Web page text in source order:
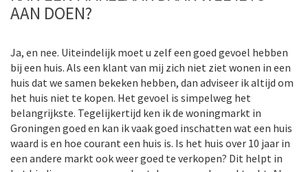
AAN DOEN?
Ja, en nee. Uiteindelijk moet u zelf een goed gevoel hebben
bij een huis. Als een klant van mij zich niet ziet wonen in een
huis dat we samen bekeken hebben, dan adviseer ik altijd om
het huis niet te kopen. Het gevoel is simpelweg het
belangrijkste. Tegelijkertijd ken ik de woningmarkt in
Groningen goed en kan ik vaak goed inschatten wat een huis
waard is en hoe courant een huis is. Is het huis over 10 jaar in
een andere markt ook weer goed te verkopen? Dit helpt in